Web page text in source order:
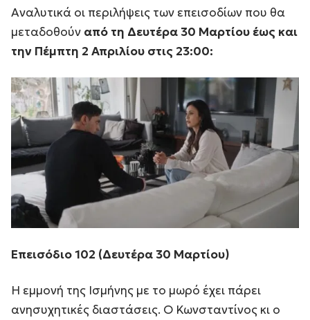
Αναλυτικά οι περιλήψεις των επεισοδίων που θα
μεταδοθούν από τη Δευτέρα 30 Μαρτίου έως και
την Πέμπτη 2 Απριλίου στις 23:00:
Επεισόδιο 102 (Δευτέρα 30 Μαρτίου)
Η εμμονή της Ισμήνης με το μωρό έχει πάρει
ανησυχητικές διαστάσεις. Ο Κωνσταντίνος κι ο